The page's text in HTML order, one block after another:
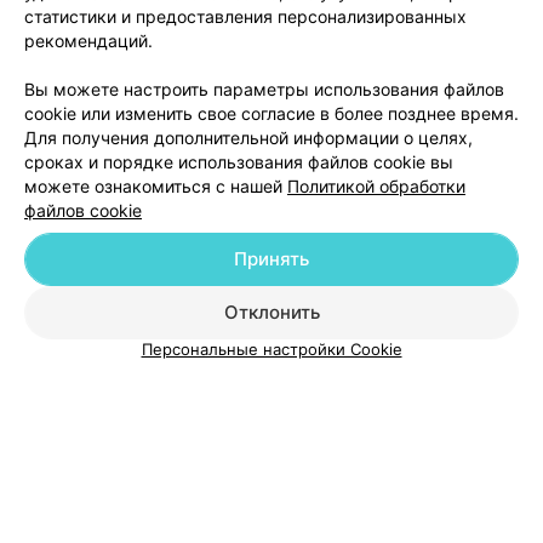
Изготовление
диагностической модели на
Установка аппарата Гербста
от 1750 руб.
Лингвальная дуга
от 390 руб.
Добавить компанию
статистики и предоставления персонализированных
рекомендаций.
Вы можете настроить параметры использования файлов
cookie или изменить свое согласие в более позднее время.
Для получения дополнительной информации о целях,
сроках и порядке использования файлов cookie вы
можете ознакомиться с нашей Политикой обработки
файлов cookie
Отклонить
Принять
Персональные настройки Cookie